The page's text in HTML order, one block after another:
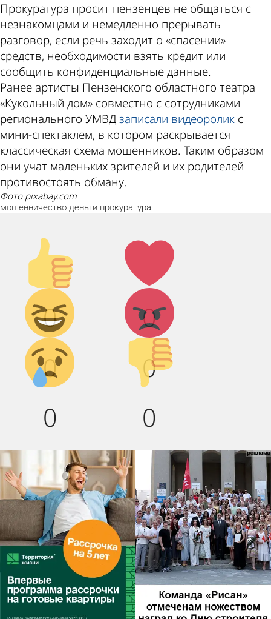
Прокуратура просит пензенцев не общаться с
незнакомцами и немедленно прерывать
разговор, если речь заходит о «спасении»
средств, необходимости взять кредит или
сообщить конфиденциальные данные.
Ранее артисты Пензенского областного театра
«Кукольный дом» совместно с сотрудниками
регионального УМВДзаписали видеоролик с
мини-спектаклем, в котором раскрывается
классическая схема мошенников. Таким образом
они учат маленьких зрителей и их родителей
противостоять обману.
фото pixabay.com
мошенничество деньги прокуратура
Палец
вверх!
0
Лайк!
0
Дикий
смех!
0
Агрессия!
0
Грусть :(
0
Палец
вниз!
0